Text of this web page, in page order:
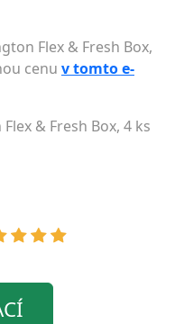
Flex & Fresh Box,
cenu v tomto e-
& Fresh Box, 4 ks